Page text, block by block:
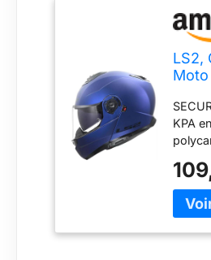
LS2,
Matt
L
KPA en